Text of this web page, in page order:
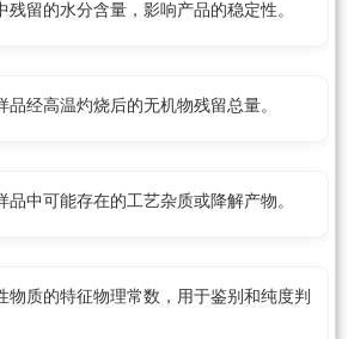
残留的水分含量，影响产品的稳定性。
品经高温灼烧后的无机物残留总量。
品中可能存在的工艺杂质或降解产物。
物质的特征物理常数，用于鉴别和纯度判